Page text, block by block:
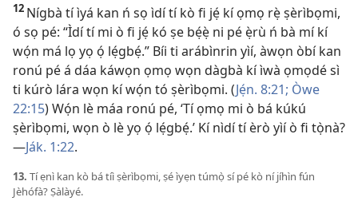
12 Nígbà tí ìyá kan ń sọ ìdí tí kò fi jẹ́ kí ọmọ rẹ̀ ṣèrìbọmi,
ó sọ pé: “Ìdí tí mi ò fi jẹ́ kó ṣe bẹ́ẹ̀ ni pé ẹ̀rù ń bà mí kí
wọ́n má lọ yọ ọ́ lẹ́gbẹ́.” Bíi ti arábìnrin yìí, àwọn òbí kan
ronú pé á dáa káwọn ọmọ wọn dàgbà kí ìwà ọmọdé sì
ti kúrò lára wọn kí wọ́n tó ṣèrìbọmi. (Jẹ́n. 8:21; Òwe
22:15) Wọ́n lè máa ronú pé, ‘Tí ọmọ mi ò bá kúkú
ṣèrìbọmi, wọn ò lè yọ ọ́ lẹ́gbẹ́.’ Kí nìdí tí èrò yìí ò fi tọ̀nà?​
—Ják. 1:22.
13. Tí ẹnì kan kò bá tíì ṣèrìbọmi, ṣé ìyẹn túmọ̀ sí pé kò ní jíhìn fún
Jèhófà? Ṣàlàyé.